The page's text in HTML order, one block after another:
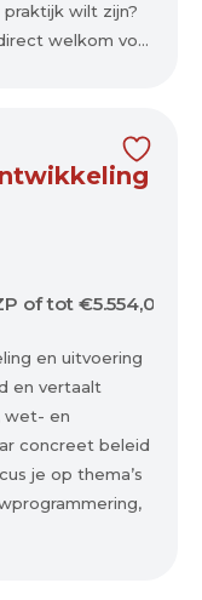
wilt zijn?
welkom vo...
of tot €5.554,00
en uitvoering
en vertaalt
wet- en
concreet beleid
je op thema’s